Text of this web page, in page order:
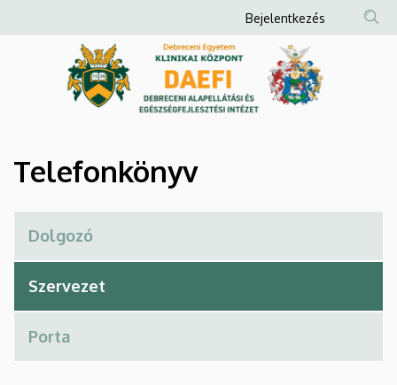
Debreceni
és
Egészségfejlesztési
Intézet
a
Anonim
Felhasználói
fiók
menüje
Bejelentkezés
Telefonkönyv